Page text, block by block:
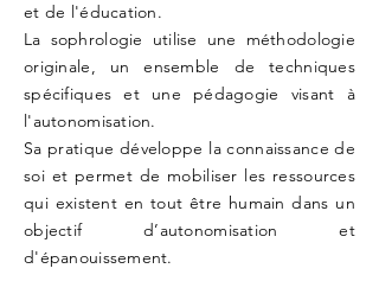
et de l'éducation.
La sophrologie utilise une méthodologie
originale, un ensemble de techniques
spécifiques et une pédagogie visant à
l'autonomisation.
Sa pratique développe la connaissance de
soi et permet de mobiliser les ressources
qui existent en tout être humain dans un
objectif d’autonomisation et
d'épanouissement.